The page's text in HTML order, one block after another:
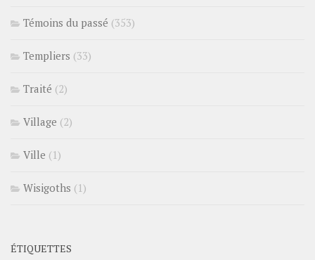
Témoins du passé (353)
Templiers (33)
Traité (2)
Village (2)
Ville (1)
Wisigoths (1)
ÉTIQUETTES